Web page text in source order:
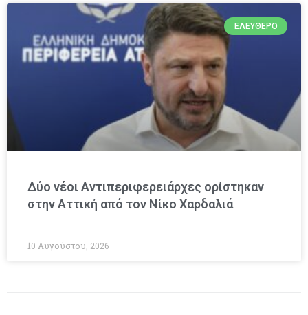
ΕΛΕΎΘΕΡΟ
Δύο νέοι Αντιπεριφερειάρχες ορίστηκαν
στην Αττική από τον Νίκο Χαρδαλιά
10 Αυγούστου, 2026